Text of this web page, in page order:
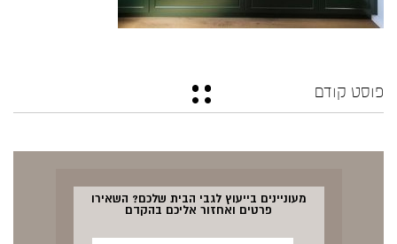
פוסט קודם
מעוניינים בייעוץ לגבי הבית שלכם? השאירו
פרטים ואחזור אליכם בהקדם